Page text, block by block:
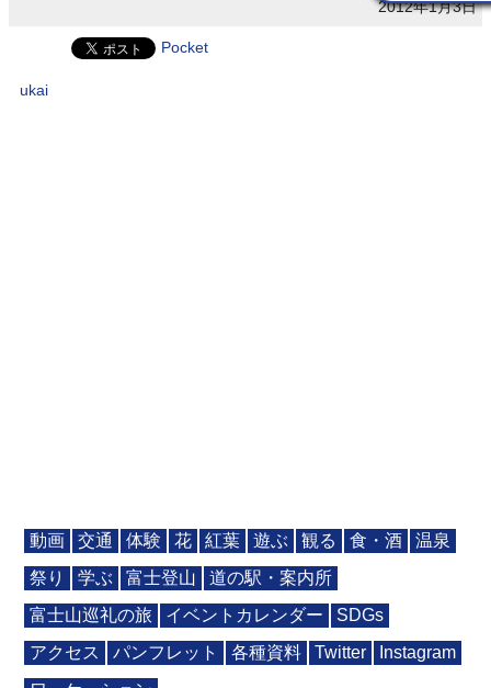
2012年1月3日
Pocket
ukai
動画 交通 体験 花 紅葉 遊ぶ 観る 食・酒
温泉
祭り
学ぶ 富士登山
道の駅・案内所
富士山巡礼の旅
イベントカレンダー
SDGs
アクセス
パンフレット 各種資料 Twitter
Instagram